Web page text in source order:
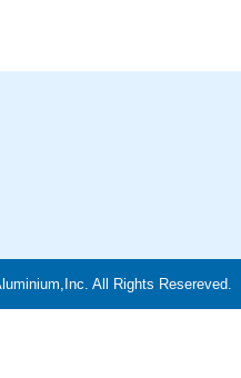
All Rights Resereved.